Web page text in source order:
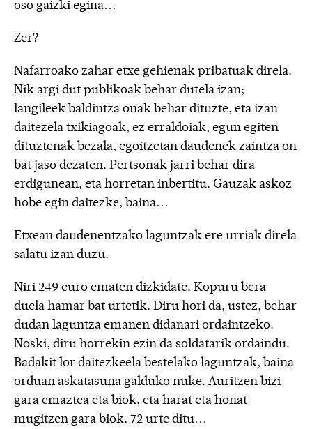
oso gaizki egina…
Zer?
Nafarroako zahar etxe gehienak pribatuak direla.
Nik argi dut publikoak behar dutela izan;
langileek baldintza onak behar dituzte, eta izan
daitezela txikiagoak, ez erraldoiak, egun egiten
dituztenak bezala, egoitzetan daudenek zaintza on
bat jaso dezaten. Pertsonak jarri behar dira
erdigunean, eta horretan inbertitu. Gauzak askoz
hobe egin daitezke, baina…
Etxean daudenentzako laguntzak ere urriak direla
salatu izan duzu.
Niri 249 euro ematen dizkidate. Kopuru bera
duela hamar bat urtetik. Diru hori da, ustez, behar
dudan laguntza emanen didanari ordaintzeko.
Noski, diru horrekin ezin da soldatarik ordaindu.
Badakit lor daitezkeela bestelako laguntzak, baina
orduan askatasuna galduko nuke. Auritzen bizi
gara emaztea eta biok, eta harat eta honat
mugitzen gara biok. 72 urte ditu…